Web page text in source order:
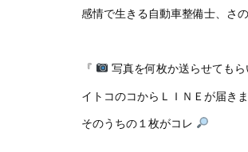
感情で生きる自動車整備士、さの
『
写真を何枚か送らせてもら
イトコのコからＬＩＮＥが届きま
そのうちの１枚がコレ